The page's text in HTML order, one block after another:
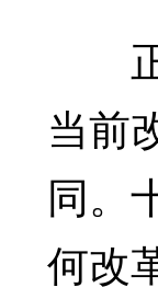
正
当前
同。
何改